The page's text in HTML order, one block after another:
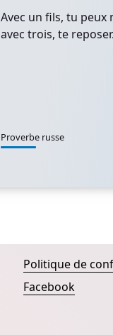
Avec un fils, tu peux
avec trois, te reposer.
Proverbe russe
Politique de
Facebook